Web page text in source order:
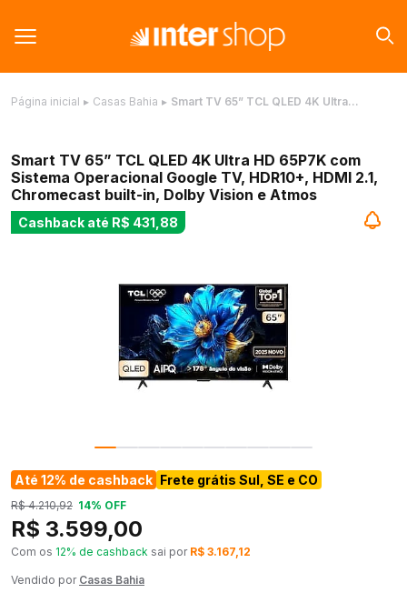
Página inicial ▸ Casas Bahia ▸ Smart TV 65” TCL QLED 4K Ultra…
Smart TV 65” TCL QLED 4K Ultra HD 65P7K com
Sistema Operacional Google TV, HDR10+, HDMI 2.1,
Chromecast built-in, Dolby Vision e Atmos
Cashback até R$ 431,88
Até 12% de cashback Frete grátis Sul, SE e CO
R$ 4.210,92 14% OFF
R$ 3.599,00
Com os 12% de cashback sai por R$ 3.167,12
Vendido por Casas Bahia